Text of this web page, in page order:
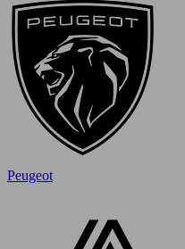
Peugeot